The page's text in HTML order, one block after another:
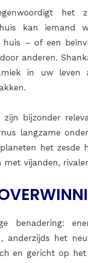
het
kan iemand
huis – of een
anderen.
in uw leven
bijzonder
langzame
het zesde
vijanden,
benadering:
anderzijds het
en gericht op